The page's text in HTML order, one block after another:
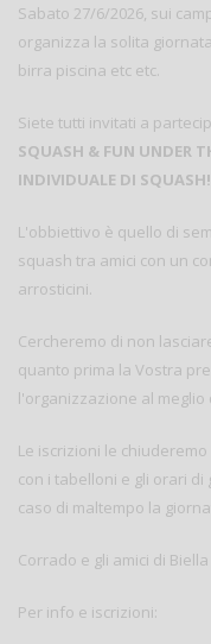
Sabato 27/6/2026, sui
organizza la solita
birra piscina etc etc.
Siete tutti invitati a
SQUASH & FUN UNDER
INDIVIDUALE DI SQUASH!
L'obbiettivo è quello di
squash tra amici con un
arrosticini.
Cercheremo di non
quanto prima la Vostra
l'organizzazione al meglio
Le iscrizioni le
con i tabelloni e gli orari
caso di maltempo la
Corrado e gli amici di
Per info e iscrizioni: